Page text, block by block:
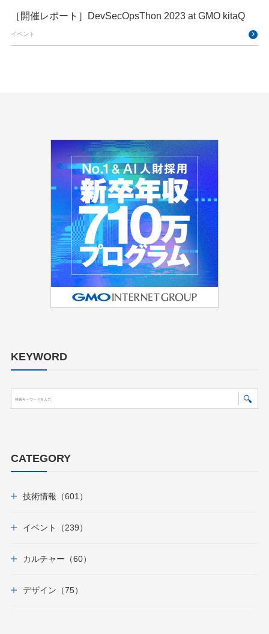
［開催レポート］DevSecOpsThon 2023 at GMO kitaQ
イベント
KEYWORD
CATEGORY
技術情報（601）
イベント（239）
カルチャー（60）
デザイン（75）